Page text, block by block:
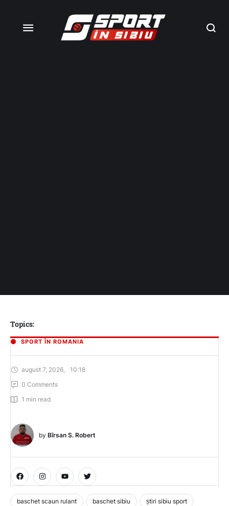
Topics:
SPORT ÎN ROMANIA
august 7, 2026
10:18
0 Comments
1 min read
by Bîrsan S. Robert
baschet scaun rulant baschet sibiu știri sibiu sport